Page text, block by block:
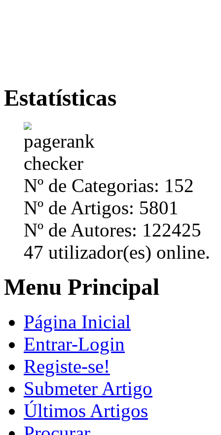
Estatísticas
Nº de Categorias: 152
Nº de Artigos: 5801
Nº de Autores: 122425
47 utilizador(es) online.
Menu Principal
Página Inicial
Entrar-Login
Registe-se!
Submeter Artigo
Últimos Artigos